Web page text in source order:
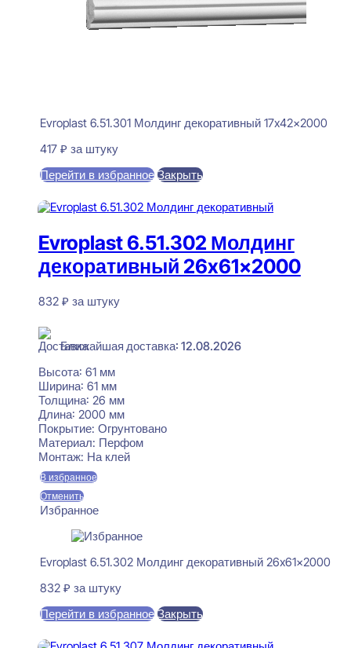
Evroplast 6.51.301 Молдинг декоративный 17x42x2000
417 ₽ за штуку
Перейти в избранное Закрыть
Evroplast 6.51.302 Молдинг
декоративный 26x61x2000
832 ₽ за штуку
Ближайшая доставка: 12.08.2026
Высота: 61 мм
Ширина: 61 мм
Толщина: 26 мм
Длина: 2000 мм
Покрытие: Огрунтовано
Материал: Перфом
Монтаж: На клей
В избранное
Отменить
Избранное
Evroplast 6.51.302 Молдинг декоративный 26x61x2000
832 ₽ за штуку
Перейти в избранное Закрыть